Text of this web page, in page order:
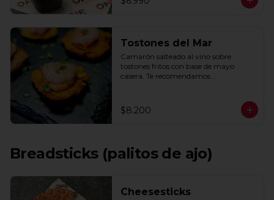
Tostones del Mar
Camarón salteado al vino sobre
tostones fritos con base de mayo
casera. Te recomendamos
$8.200
Breadsticks (palitos de ajo)
Cheesesticks